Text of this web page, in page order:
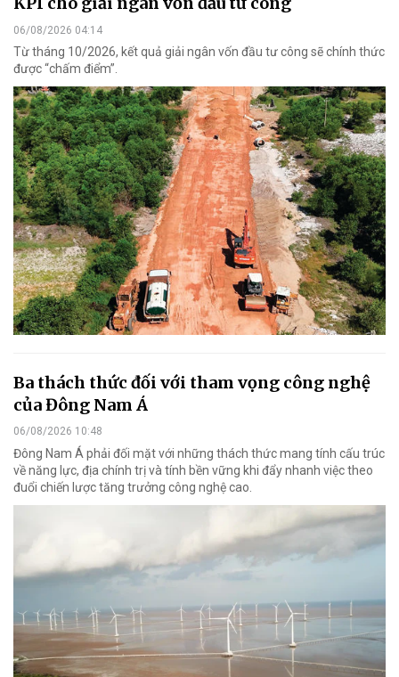
06/08/2026 04:14
Từ tháng 10/2026, kết quả giải ngân vốn đầu tư công sẽ chính thức
được “chấm điểm”.
Ba thách thức đối với tham vọng công nghệ
của Đông Nam Á
06/08/2026 10:48
Đông Nam Á phải đối mặt với những thách thức mang tính cấu trúc
về năng lực, địa chính trị và tính bền vững khi đẩy nhanh việc theo
đuổi chiến lược tăng trưởng công nghệ cao.